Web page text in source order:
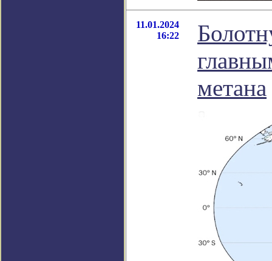
11.01.2024
16:22
метана